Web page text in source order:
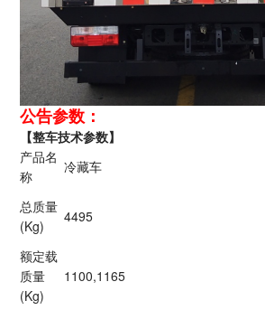
公告参数：
【整车技术参数】
产品名
称
冷藏车
总质量
(Kg)
4495
额定载
质量
(Kg)
1100,1165